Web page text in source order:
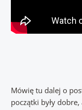
Mówię tu dalej o
początki były